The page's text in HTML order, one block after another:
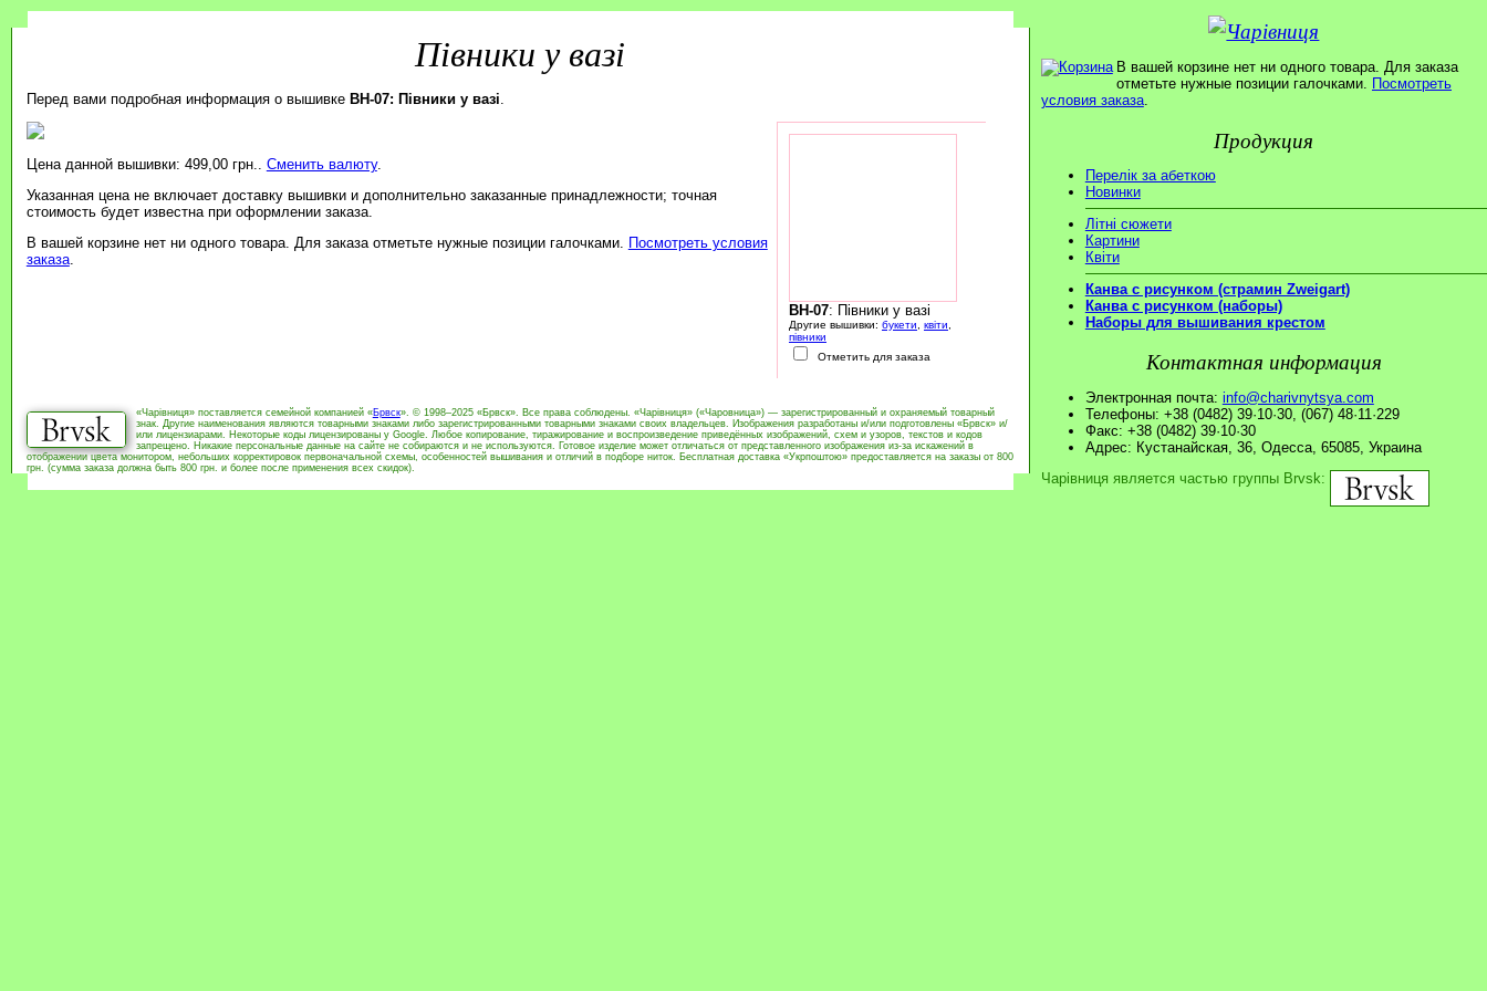
Півники у вазі
Перед вами подробная информация о вышивке BH-07: Півники у вазі
BH-07: Півники у вазі
Другие вышивки: букети квіти
півники
Отметить для заказа
Цена данной вышивки: 499,00 грн.. Сменить валюту.
Указанная цена не включает доставку вышивки и дополнительно заказанные принадлежности; точная
стоимость будет известна при оформлении заказа.
В вашей корзине нет ни одного товара. Для заказа отметьте нужные позиции галочками.
Посмотреть условия
заказа.
«Чарівниця» поставляется семейной компанией «Брвск». © 1998–2025 «Брвск». Все права соблюдены. «Чарівниця» («Чаровница») — зарегистрированный и охраняемый товарный
знак. Другие наименования являются товарными знаками либо зарегистрированными товарными знаками своих владельцев. Изображения разработаны и/или подготовлены «Брвск» и/
или лицензиарами. Некоторые коды лицензированы у Google. Любое копирование, тиражирование и воспроизведение приведённых изображений, схем и узоров, текстов и кодов
запрещено. Никакие персональные данные на сайте не собираются и не используются. Готовое изделие может отличаться от представленного изображения из-за искажений в
отображении цвета монитором, небольших корректировок первоначальной схемы, особенностей вышивания и отличий в подборе ниток. Бесплатная доставка «Укрпоштою» предоставляется на заказы от 800
грн. (сумма заказа должна быть 800 грн. и более после применения всех скидок).
В вашей корзине нет ни одного товара. Для заказа
отметьте нужные позиции галочками. Посмотреть
условия заказа.
Продукция
Перелік за абеткою
Новинки
Літні сюжети
Картини
Квіти
Канва с рисунком (страмин Zweigart)
Канва с рисунком (наборы)
Наборы для вышивания крестом
Контактная информация
Электронная почта: info@charivnytsya.com
Телефоны: +38 (0482) 39·10·30, (067) 48·11·229
Факс: +38 (0482) 39·10·30
Адрес: Кустанайская, 36, Одесса, 65085, Украина
Чарівниця является частью группы Brvsk: